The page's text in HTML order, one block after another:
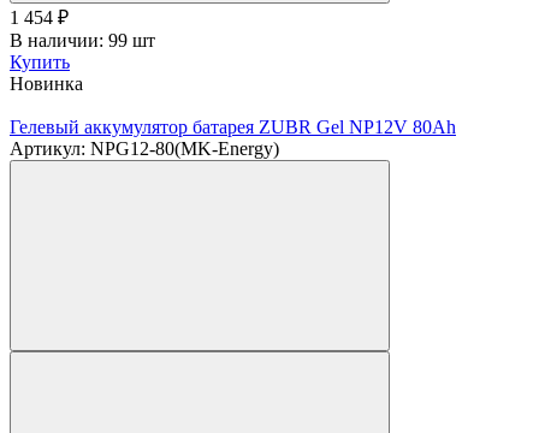
1 454 ₽
В наличии: 99 шт
Купить
Новинка
Гелевый аккумулятор батарея ZUBR Gel NP12V 80Ah
Артикул: NPG12-80(MK-Energy)